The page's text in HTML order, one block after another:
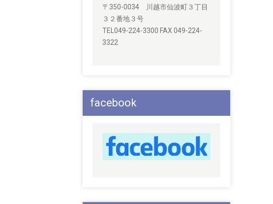
〒350-0034 川越市仙波町３丁目
３２番地３号
TEL049-224-3300 FAX 049-224-
3322
facebook